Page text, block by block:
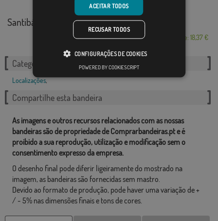
Santibáñez de Tera
Desde: 18,37 €
Categorias relacionadas:
Localizações,
Compartilhe esta bandeira
As imagens e outros recursos relacionados com as nossas
bandeiras são de propriedade de Comprarbandeiras.pt e é
proibido a sua reprodução, utilização e modificação sem o
consentimento expresso da empresa.
O desenho final pode diferir ligeiramente do mostrado na
imagem, as bandeiras são fornecidas sem mastro.
Devido ao formato de produção, pode haver uma variação de +
/ - 5% nas dimensões finais e tons de cores.
ACEITAR TODOS
RECUSAR TODOS
CONFIGURAÇÕES DE COOKIES
POWERED BY COOKIESCRIPT